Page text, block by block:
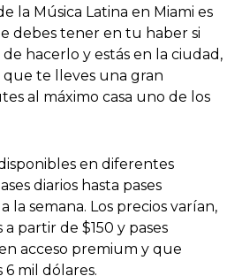
la Música Latina en Miami es
debes tener en tu haber si
hacerlo y estás en la ciudad,
te lleves una gran
al máximo casa uno de los
en diferentes
diarios hasta pases
la semana. Los precios varían,
partir de $150 y pases
acceso premium y que
mil dólares.